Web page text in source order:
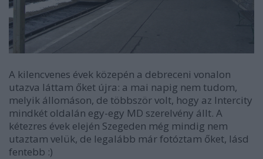
A kilencvenes évek közepén a debreceni vonalon
utazva láttam őket újra: a mai napig nem tudom,
melyik állomáson, de többször volt, hogy az Intercity
mindkét oldalán egy-egy MD szerelvény állt. A
kétezres évek elején Szegeden még mindig nem
utaztam velük, de legalább már fotóztam őket, lásd
fentebb :)